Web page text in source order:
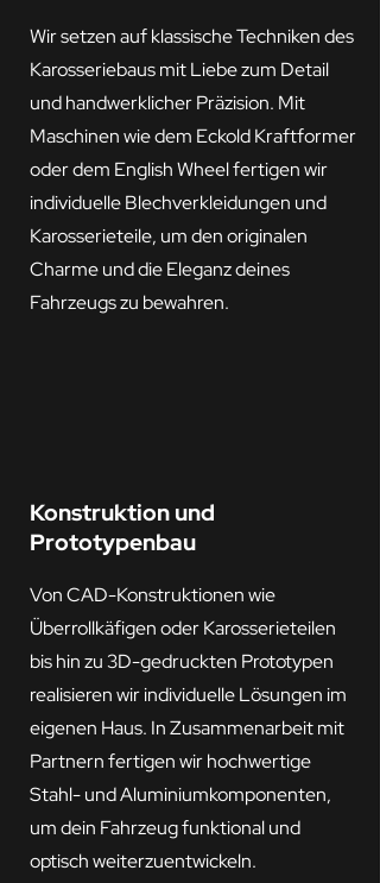
Wir setzen auf klassische Techniken des
Karosseriebaus mit Liebe zum Detail
und handwerklicher Präzision. Mit
Maschinen wie dem Eckold Kraftformer
oder dem English Wheel fertigen wir
individuelle Blechverkleidungen und
Karosserieteile, um den originalen
Charme und die Eleganz deines
Fahrzeugs zu bewahren.
Konstruktion und
Prototypenbau
Von CAD-Konstruktionen wie
Überrollkäfigen oder Karosserieteilen
bis hin zu 3D-gedruckten Prototypen
realisieren wir individuelle Lösungen im
eigenen Haus. In Zusammenarbeit mit
Partnern fertigen wir hochwertige
Stahl- und Aluminiumkomponenten,
um dein Fahrzeug funktional und
optisch weiterzuentwickeln.